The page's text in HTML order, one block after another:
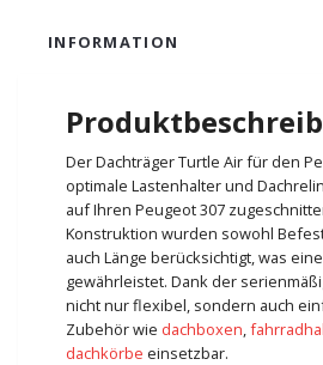
INFORMATION
Der Dachträger Turtle Air für den
optimale Lastenhalter und
auf Ihren Peugeot 307
Konstruktion wurden sowohl
auch Länge berücksichtigt, was
gewährleistet. Dank der
nicht nur flexibel, sondern auch
Zubehör wie dachboxen,
dachkörbe einsetzbar.